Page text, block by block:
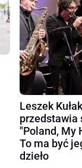
Leszek
przedstawia
"Poland, My
To ma być
dzieło